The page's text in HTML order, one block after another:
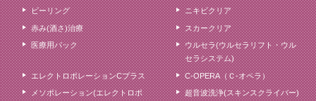
ピーリング ニキビクリア
赤み(酒さ)治療 スカークリア
医療用パック
ウルセラ(ウルセラリフト・ウル
セラシステム)
エレクトロポレーションCプラス C-OPERA（Ｃ-オペラ）
メソポレーション(エレクトロポ
超音波洗浄(スキンスクライバー)